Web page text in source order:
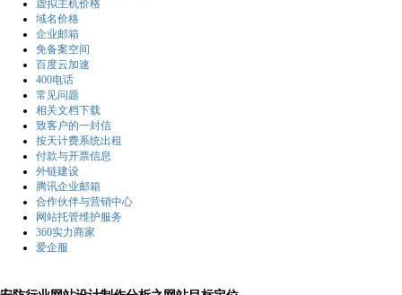
虚拟主机价格
域名价格
企业邮箱
免备案空间
百度云加速
400电话
常见问题
相关文档下载
致客户的一封信
按天计费系统出租
付款与开票信息
外链建设
腾讯企业邮箱
合作伙伴与营销中心
网站托管维护服务
360实力商家
爱企服